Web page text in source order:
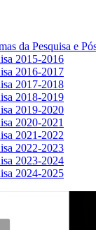
da Pesquisa e
2015-2016
2016-2017
2017-2018
2018-2019
2019-2020
2020-2021
2021-2022
2022-2023
2023-2024
2024-2025